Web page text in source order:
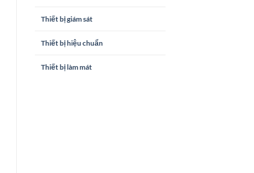
Thiết bị giám sát
Thiết bị hiệu chuẩn
Thiết bị làm mát